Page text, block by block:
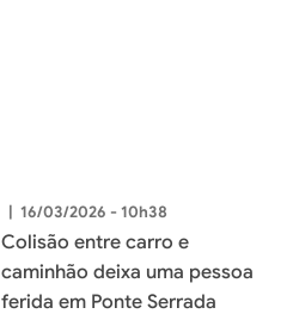
| 16/03/2026 - 10h38
Colisão entre carro e
caminhão deixa uma pessoa
ferida em Ponte Serrada